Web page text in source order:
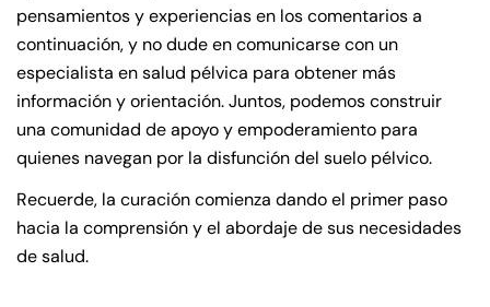
pensamientos y experiencias en los comentarios a
continuación, y no dude en comunicarse con un
especialista en salud pélvica para obtener más
información y orientación. Juntos, podemos construir
una comunidad de apoyo y empoderamiento para
quienes navegan por la disfunción del suelo pélvico.
Recuerde, la curación comienza dando el primer paso
hacia la comprensión y el abordaje de sus necesidades
de salud.